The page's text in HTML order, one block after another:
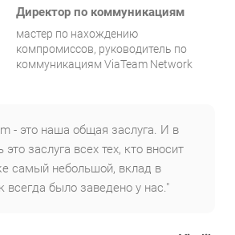
Директор по коммуникациям
мастер по нахождению
компромиссов, руководитель по
коммуникациям ViaTeam Network
- это наша общая заслуга. И в
заслуга всех тех, кто вносит
самый небольшой, вклад в
всегда было заведено у нас."